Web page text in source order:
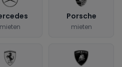
mieten
Porsche
mieten